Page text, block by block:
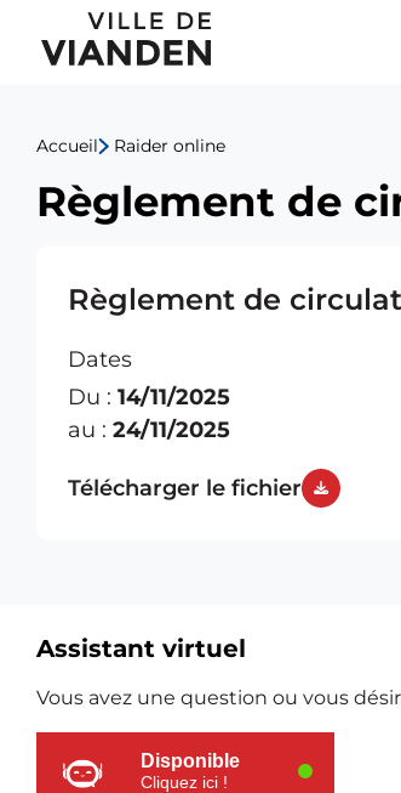
Règlement
de
circulation
Grand-
rue
Menu
navigation
principal
Accueil Raider online
Règlement de
Règlement de
Dates
Du : 14/11/2025
au : 24/11/2025
Télécharger le fichier
Ressources
supplémentaires
Assistant virtuel
Vous avez une question ou vous
Disponible
Cliquez ici !